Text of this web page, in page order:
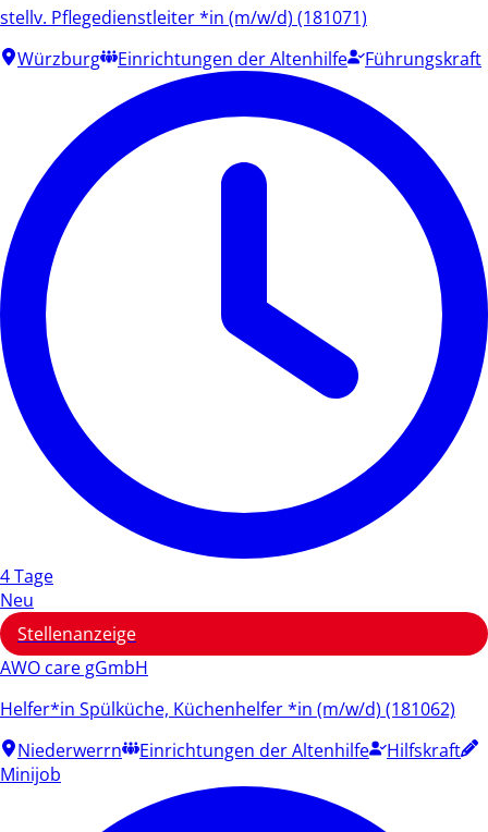
stellv. Pflegedienstleiter *in (m/w/d) (181071)
Würzburg
Einrichtungen der Altenhilfe Führungskraft
4 Tage
Neu
Stellenanzeige
AWO care gGmbH
Helfer*in Spülküche, Küchenhelfer *in (m/w/d) (181062)
Niederwerrn
Einrichtungen der Altenhilfe
Hilfskraft
Minijob